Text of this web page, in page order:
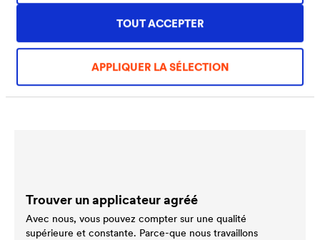
TOUT ACCEPTER
APPLIQUER LA SÉLECTION
for stabilising, securing or reinforcing. Corrosion protection
come into contact with moisture or are exposed to the
Trouver un applicateur agréé
Avec nous, vous pouvez compter sur une qualité
supérieure et constante. Parce-que nous travaillons